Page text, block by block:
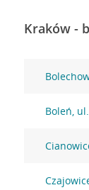
Kraków -
Boleń,